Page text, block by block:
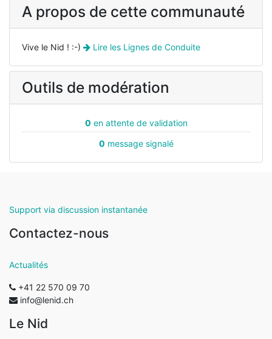
A propos de cette communauté
Vive le Nid ! :-) Lire les Lignes de Conduite
Outils de modération
0 en attente de validation
0 message signalé
Support via discussion instantanée
Contactez-nous
Actualités
+41 22 570 09 70
info@lenid.ch
Le Nid